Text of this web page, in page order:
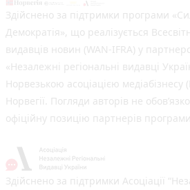
Здійснено за підтримки програми
Демократія», що реалізується
видавців новин (WAN-IFRA) у
«Незалежні регіональні видавці
Норвезькою асоціацією медіабізнесу
Норвегії. Погляди авторів не
офіційну позицію партнерів програми.
Здійснено за підтримки Асоціації